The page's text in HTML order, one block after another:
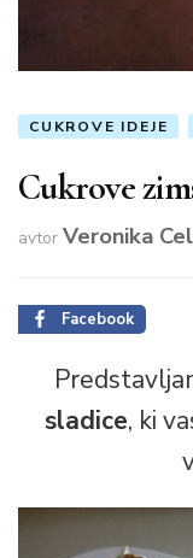
CUKROVE IDEJE
Cukrove
avtor Veronika
Facebook
sladice, ki